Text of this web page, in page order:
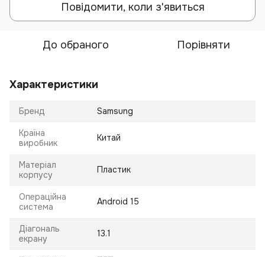
Повідомити, коли з'явиться
До обраного Порівняти
Характеристики
Бренд Samsung
Країна
виробник
Китай
Матеріал
корпусу
Пластик
Операційна
система
Android 15
Діагональ
екрану
13.1